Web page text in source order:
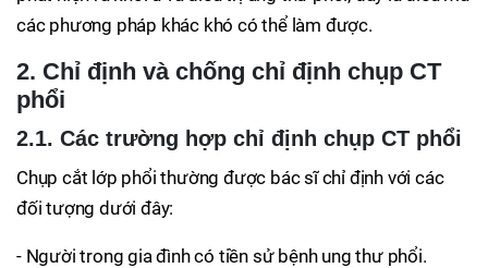
các phương pháp khác khó có thể làm được.
2. Chỉ định và chống chỉ định chụp CT
phổi
2.1. Các trường hợp chỉ định chụp CT phổi
Chụp cắt lớp phổi thường được bác sĩ chỉ định với các
đối tượng dưới đây:
- Người trong gia đình có tiền sử bệnh ung thư phổi.